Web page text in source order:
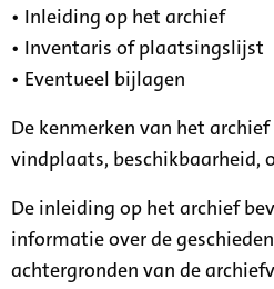
• Inleiding op het archief
• Inventaris of plaatsingslijst
• Eventueel bijlagen
De kenmerken van het
vindplaats, beschikbaarheid,
De inleiding op het archief
informatie over de
achtergronden van de